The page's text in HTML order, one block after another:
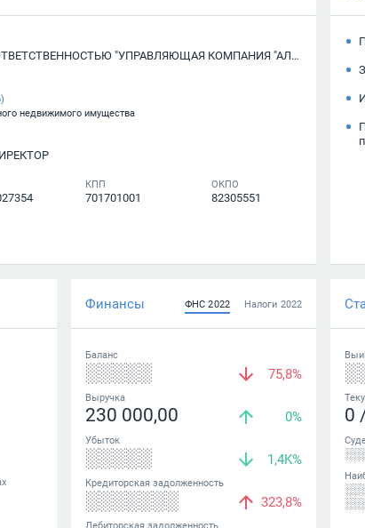
ОБЩЕСТВО С ОГРАНИЧЕННОЙ ОТВЕТСТВЕННОСТЬЮ "УПРАВЛЯЮЩАЯ КОМПАНИЯ "АЛЬЯНС"
)
недвижимого имущества
КПП
701701001
ОКПО
82305551
Финансы ФНС 2022 Налоги 2022
Баланс
░░░░░ 75,8%
Выручка
230 000,00 0%
Убыток
░░░░░ 1,4K%
Кредиторская задолженность
░░░░░░░ 323,8%
Дебиторская задолженность
0